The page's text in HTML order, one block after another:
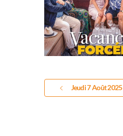
Jeudi 7 Août 2025